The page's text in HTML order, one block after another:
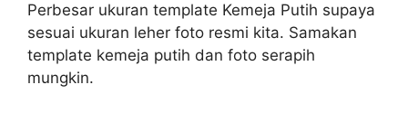
Perbesar ukuran template Kemeja Putih supaya
sesuai ukuran leher foto resmi kita. Samakan
template kemeja putih dan foto serapih
mungkin.